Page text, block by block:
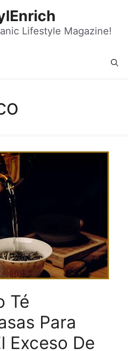
Lifestyle Magazine!
Té
Para
Exceso De